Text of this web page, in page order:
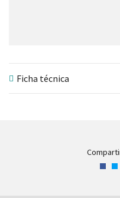
Ficha técnica